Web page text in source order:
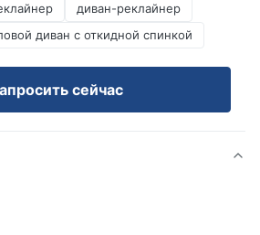
диван-реклайнер
диван с откидной спинкой
сейчас